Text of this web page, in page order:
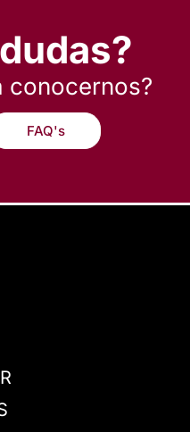
conocernos?
FAQ's